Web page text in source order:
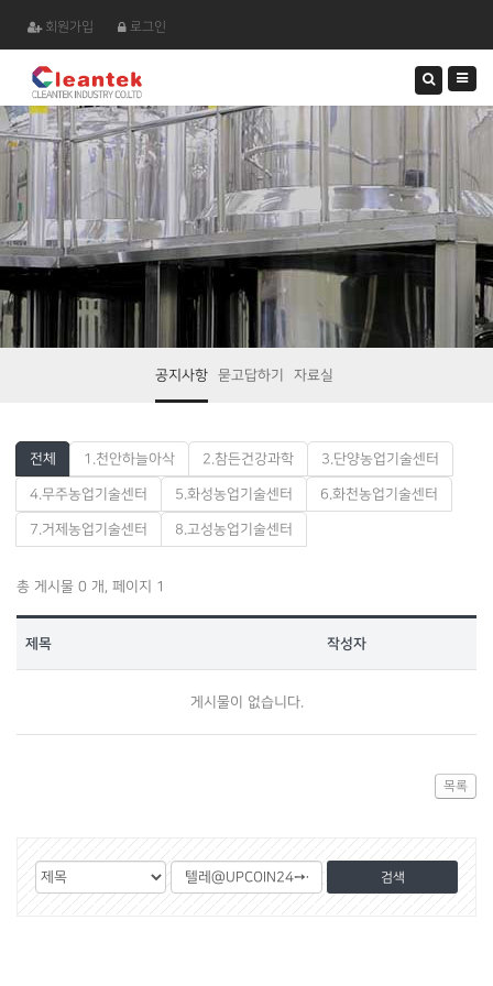
회원가입 로그인
검
색
하
기
공지사항 묻고답하기 자료실
전체 1.천안하늘아삭 2.참든건강과학 3.단양농업기술센터
4.무주농업기술센터 5.화성농업기술센터 6.화천농업기술센터
7.거제농업기술센터 8.고성농업기술센터
총 게시물 0 개, 페이지 1
제목 작성자
게시물이 없습니다.
목록
게
시
검
색
색